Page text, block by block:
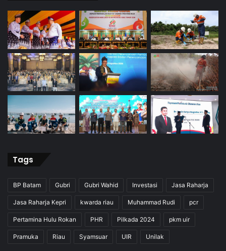
Tags
BP Batam Gubri Gubri Wahid Investasi Jasa Raharja
Jasa Raharja Kepri kwarda riau Muhammad Rudi pcr
Pertamina Hulu Rokan PHR Pilkada 2024 pkm uir
Pramuka Riau Syamsuar UIR Unilak